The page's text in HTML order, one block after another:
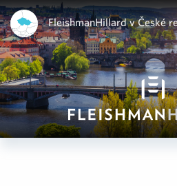
FleishmanHillard v České